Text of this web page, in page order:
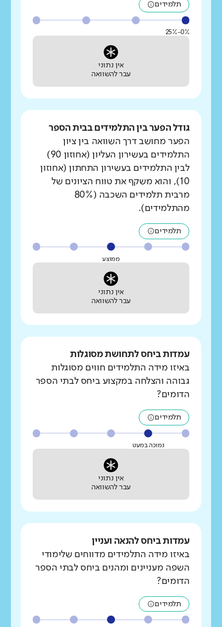
תלמידים
0%-25%
אין נתוני
עבר להשוואה
גודל הפער בין התלמידים בבית הספר
הפער מחושב דרך השוואה בין ציון
התלמידים בעשירון העליון (אחוזון 90)
לבין התלמידים בעשירון התחתון (אחוזון
10), והוא משקף את טווח הציונים של
מרבית תלמידים השכבה (80%
מהתלמידים).
תלמידים
ממוצע
אין נתוני
עבר להשוואה
עמדות ביחס לתחושת מסוגלות
באיזו מידה התלמידים חווים מסוגלות
גבוהה והצלחה במקצוע ביחס לבתי הספר
הדומים?
תלמידים
נמוכה במעט
אין נתוני
עבר להשוואה
עמדות ביחס להנאה ועניין
באיזו מידה התלמידים מדווחים שלימודי
השפה מעניינים ומהנים ביחס לבתי הספר
הדומים?
תלמידים